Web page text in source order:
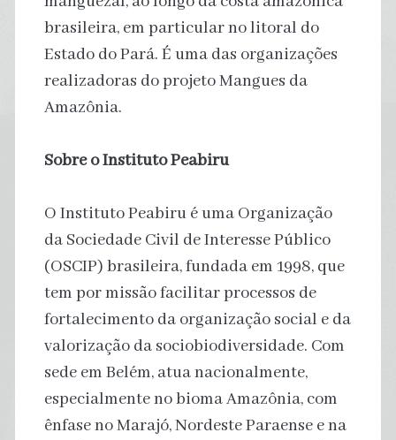
brasileira, em particular no litoral do
Estado do Pará. É uma das organizações
realizadoras do projeto Mangues da
Amazônia.
Sobre o Instituto Peabiru
O Instituto Peabiru é uma Organização
da Sociedade Civil de Interesse Público
(OSCIP) brasileira, fundada em 1998, que
tem por missão facilitar processos de
fortalecimento da organização social e da
valorização da sociobiodiversidade. Com
sede em Belém, atua nacionalmente,
especialmente no bioma Amazônia, com
ênfase no Marajó, Nordeste Paraense e na